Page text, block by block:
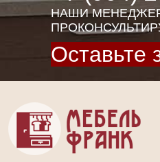
НАШИ
Оставьте